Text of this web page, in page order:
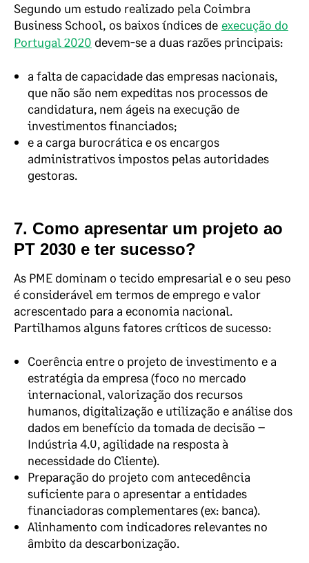
Segundo um estudo realizado pela Coimbra
Business School, os baixos índices de execução do
Portugal 2020 devem-se a duas razões principais:
a falta de capacidade das empresas nacionais,
que não são nem expeditas nos processos de
candidatura, nem ágeis na execução de
investimentos financiados;
e a carga burocrática e os encargos
administrativos impostos pelas autoridades
gestoras.
7. Como apresentar um projeto ao
PT 2030 e ter sucesso?
As PME dominam o tecido empresarial e o seu peso
é considerável em termos de emprego e valor
acrescentado para a economia nacional.
Partilhamos alguns fatores críticos de sucesso:
Coerência entre o projeto de investimento e a
estratégia da empresa (foco no mercado
internacional, valorização dos recursos
humanos, digitalização e utilização e análise dos
dados em benefício da tomada de decisão –
Indústria 4.0, agilidade na resposta à
necessidade do Cliente).
Preparação do projeto com antecedência
suficiente para o apresentar a entidades
financiadoras complementares (ex: banca).
Alinhamento com indicadores relevantes no
âmbito da descarbonização.